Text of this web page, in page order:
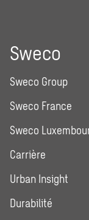
Sweco
Sweco Group
Sweco France
Sweco
Carrière
Urban Insight
Durabilité